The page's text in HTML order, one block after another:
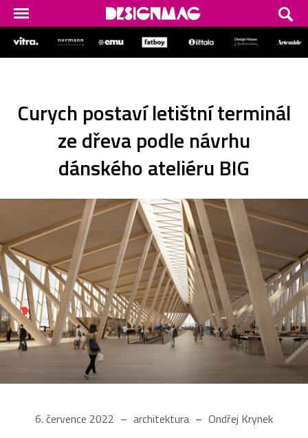
Curych postaví letištní terminál
ze dřeva podle návrhu
dánského ateliéru BIG
6. července 2022 architektura Ondřej Krynek